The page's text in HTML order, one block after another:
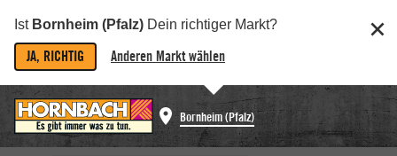
Ist Bornheim (Pfalz) Dein richtiger Markt?
JA, RICHTIG Anderen Markt wählen
Bornheim (Pfalz)